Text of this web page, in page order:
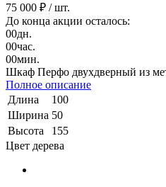
75 000 ₽ / шт.
До конца акции осталось:
00дн.
00час.
00мин.
Шкаф Перфо двухдверный из
Полное описание
Длина
100
Ширина 50
Высота
155
Цвет дерева